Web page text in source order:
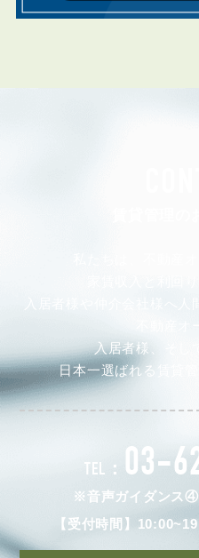
入居者様や仲介会社様へ人
入居者様、そし
日本一選ばれる賃貸
TEL： 03-
※音声ガイダンス④
【受付時間】